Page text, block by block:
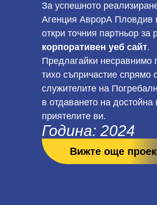
За успешното
Агенция АврорА Пловдив
откри точния партньор за
корпоративен уеб сайт.
Предлагайки несравнимо
тихо съпричастие спрямо
служителите на
в отдаването на достойна
приятелите ви.
Година: 2024
Вижте още